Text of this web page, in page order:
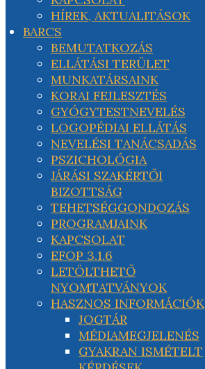
HÍREK, AKTUALITÁSOK
BARCS
BEMUTATKOZÁS
ELLÁTÁSI TERÜLET
MUNKATÁRSAINK
KORAI FEJLESZTÉS
GYÓGYTESTNEVELÉS
LOGOPÉDIAI ELLÁTÁS
NEVELÉSI TANÁCSADÁS
PSZICHOLÓGIA
JÁRÁSI SZAKÉRTŐI
BIZOTTSÁG
TEHETSÉGGONDOZÁS
PROGRAMJAINK
KAPCSOLAT
EFOP 3.1.6
LETÖLTHETŐ
NYOMTATVÁNYOK
HASZNOS INFORMÁCIÓK
JOGTÁR
MÉDIAMEGJELENÉS
GYAKRAN ISMÉTELT